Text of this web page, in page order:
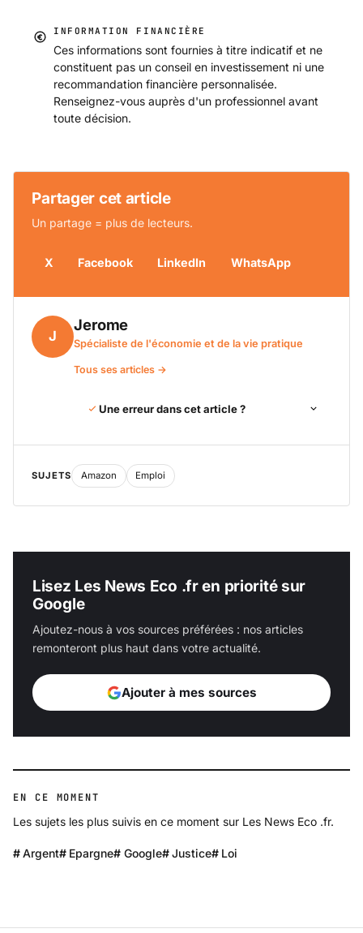
INFORMATION FINANCIÈRE
Ces informations sont fournies à titre indicatif et ne
constituent pas un conseil en investissement ni une
recommandation financière personnalisée.
Renseignez-vous auprès d'un professionnel avant
toute décision.
Partager cet article
Un partage = plus de lecteurs.
X Facebook LinkedIn WhatsApp
J
Jerome
Spécialiste de l'économie et de la vie pratique
Tous ses articles →
Une erreur dans cet article ?
SUJETS Amazon Emploi
Lisez Les News Eco .fr en priorité sur
Google
Ajoutez-nous à vos sources préférées : nos articles
remonteront plus haut dans votre actualité.
Ajouter à mes sources
EN CE MOMENT
Les sujets les plus suivis en ce moment sur Les News Eco .fr.
Argent Epargne Google Justice Loi